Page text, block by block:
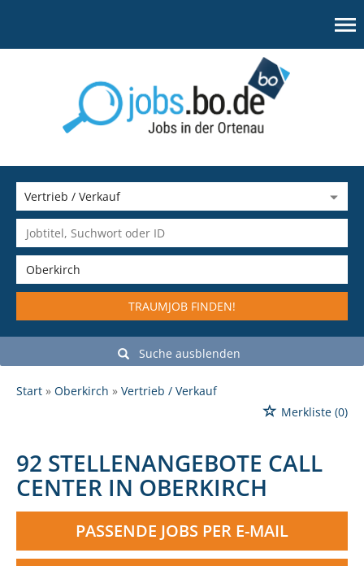
TRAUMJOB FINDEN!
Suche ausblenden
Start Oberkirch
Vertrieb / Verkauf
Merkliste (0)
92 STELLENANGEBOTE CALL
CENTER IN OBERKIRCH
PASSENDE JOBS PER E-MAIL